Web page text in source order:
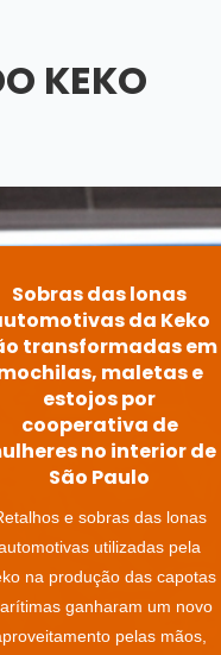
KEKO
Sobras das lonas
da Keko
transformadas em
maletas e
estojos por
cooperativa de
no interior de
São Paulo
e sobras das lonas
utilizadas pela
na produção das capotas
ganharam um novo
pelas mãos,